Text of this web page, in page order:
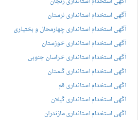
آگهی استخدام استانداری لرستان
آگهی استخدام استانداری چهارمحال و بختیاری
آگهی استخدام استانداری خوزستان
آگهی استخدام استانداری خراسان جنوبی
آگهی استخدام استانداری گلستان
آگهی استخدام استانداری قم
آگهی استخدام استانداری گیلان
آگهی استخدام استانداری مازندران